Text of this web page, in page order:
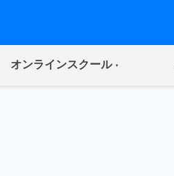
オンラインスクール(current)